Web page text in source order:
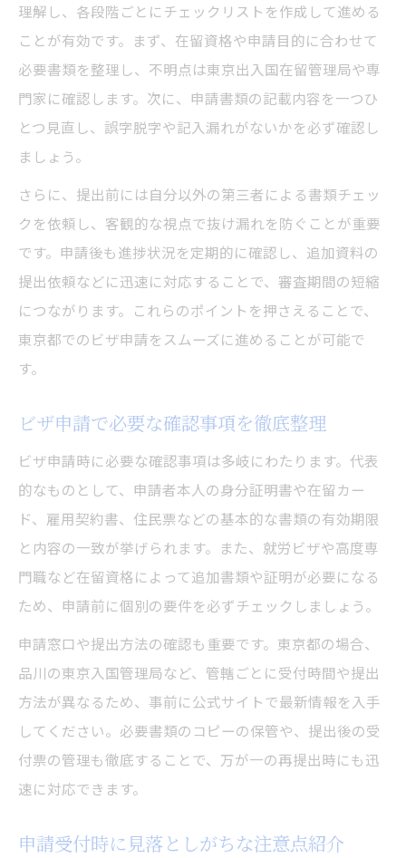
理解し、各段階ごとにチェックリストを作成して進める
ことが有効です。まず、在留資格や申請目的に合わせて
必要書類を整理し、不明点は東京出入国在留管理局や専
門家に確認します。次に、申請書類の記載内容を一つひ
とつ見直し、誤字脱字や記入漏れがないかを必ず確認し
ましょう。
さらに、提出前には自分以外の第三者による書類チェッ
クを依頼し、客観的な視点で抜け漏れを防ぐことが重要
です。申請後も進捗状況を定期的に確認し、追加資料の
提出依頼などに迅速に対応することで、審査期間の短縮
につながります。これらのポイントを押さえることで、
東京都でのビザ申請をスムーズに進めることが可能で
す。
ビザ申請で必要な確認事項を徹底整理
ビザ申請時に必要な確認事項は多岐にわたります。代表
的なものとして、申請者本人の身分証明書や在留カー
ド、雇用契約書、住民票などの基本的な書類の有効期限
と内容の一致が挙げられます。また、就労ビザや高度専
門職など在留資格によって追加書類や証明が必要になる
ため、申請前に個別の要件を必ずチェックしましょう。
申請窓口や提出方法の確認も重要です。東京都の場合、
品川の東京入国管理局など、管轄ごとに受付時間や提出
方法が異なるため、事前に公式サイトで最新情報を入手
してください。必要書類のコピーの保管や、提出後の受
付票の管理も徹底することで、万が一の再提出時にも迅
速に対応できます。
申請受付時に見落としがちな注意点紹介